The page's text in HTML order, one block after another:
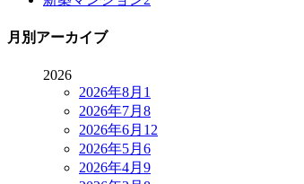
月別アーカイブ
2026
2026年8月 1
2026年7月 8
2026年6月 12
2026年5月 6
2026年4月 9